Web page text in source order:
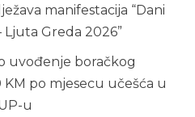
manifestacija “Dani
Greda 2026”
uvođenje boračkog
KM po mjesecu učešća u
u